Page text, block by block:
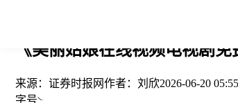
《美丽姑娘在线视频电视剧
来源： 证券时报网作者： 刘欣2026-06-20
字号